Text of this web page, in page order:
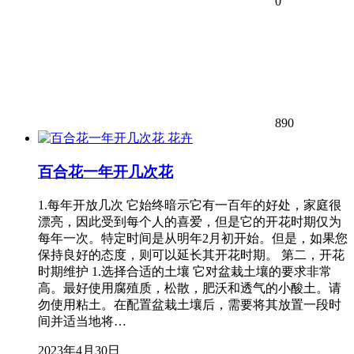
890
花卉
百合花一年开几次花
1.每年开放几次 它始终暗示它有一百年的好处，家庭很
漂亮，因此受到每个人的喜爱，但是它的开花时期仅为
每年一次。特定时间是从明年2月初开始。但是，如果您
保持良好的态度，则可以延长其开花时期。 第二，开花
时期维护 1.选择合适的土壤 它对盆栽土壤的要求非常
高。最好使用腐殖质，松散，肥沃和透气的小酸土。请
勿使用粘土。在配置盆栽土壤后，需要将其放置一段时
间并适当地将…
2023年4月30日